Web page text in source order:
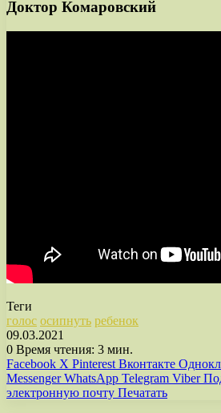
Доктор Комаровский
Теги
голос осипнуть ребенок
09.03.2021
0 Время чтения: 3 мин.
Facebook X Pinterest Вконтакте
Messenger WhatsApp Telegram Viber
электронную почту Печатать